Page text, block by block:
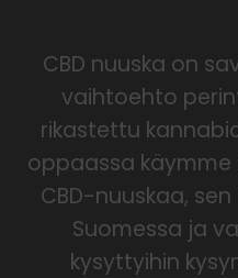
CBD nuuska on
vaihtoehto
rikastettu
oppaassa
CBD-nuuskaa,
Suomessa ja
kysyttyihin